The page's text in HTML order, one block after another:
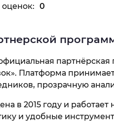
0
партнёрская
Платформа
прозрачную
в 2015 году и работает
и удобные